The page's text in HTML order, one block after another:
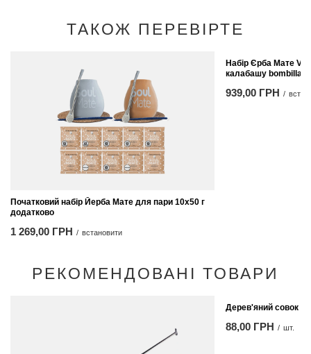
ТАКОЖ ПЕРЕВІРТЕ
Початковий набір Йерба Мате для пари 10x50 г
додатково
1 269,00 ГРН / встановити
Набір Єрба Мате
калабашу bombilla
939,00 ГРН /
РЕКОМЕНДОВАНІ ТОВАРИ
Дерев'яний совок
88,00 ГРН / шт.